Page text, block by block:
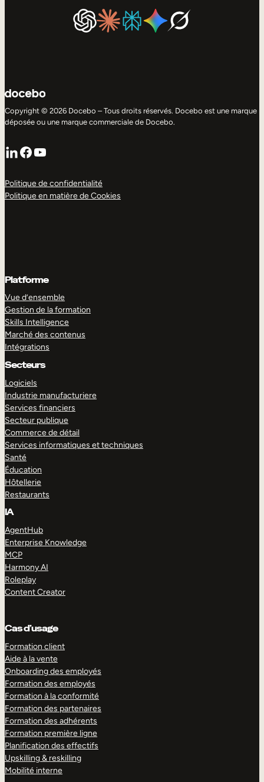
Copyright © 2026 Docebo – Tous droits réservés. Docebo est une marque
déposée ou une marque commerciale de Docebo.
LinkedIn
Facebook
YouTube
Politique de confidentialité
Politique en matière de Cookies
Platforme
Vue d’ensemble
Gestion de la formation
Skills Intelligence
Marché des contenus
Intégrations
Secteurs
Logiciels
Industrie manufacturiere
Services financiers
Secteur publique
Commerce de détail
Services informatiques et techniques
Santé
Éducation
Hôtellerie
Restaurants
IA
AgentHub
Enterprise Knowledge
MCP
Harmony AI
Roleplay
Content Creator
Cas d’usage
Formation client
Aide à la vente
Onboarding des employés
Formation des employés
Formation à la conformité
Formation des partenaires
Formation des adhérents
Formation première ligne
Planification des effectifs
Upskilling & reskilling
Mobilité interne